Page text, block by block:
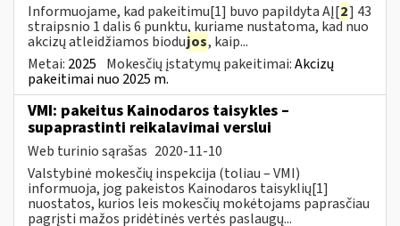
Informuojame, kad pakeitimu[1] buvo papildyta AĮ[2] 43
straipsnio 1 dalis 6 punktu, kuriame nustatoma, kad nuo
akcizų atleidžiamos biodujos, kaip...
Metai: 2025 Mokesčių įstatymų pakeitimai:Akcizų
pakeitimai nuo 2025 m.
VMI: pakeitus Kainodaros taisykles –
supaprastinti reikalavimai verslui
Web turinio sąrašas 2020-11-10
Valstybinė mokesčių inspekcija (toliau – VMI)
informuoja, jog pakeistos Kainodaros taisyklių[1]
nuostatos, kurios leis mokesčių mokėtojams paprasčiau
pagrįsti mažos pridėtinės vertės paslaugų...